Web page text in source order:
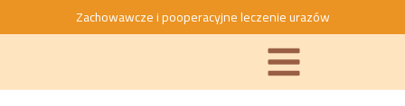
Zachowawcze i pooperacyjne leczenie urazów